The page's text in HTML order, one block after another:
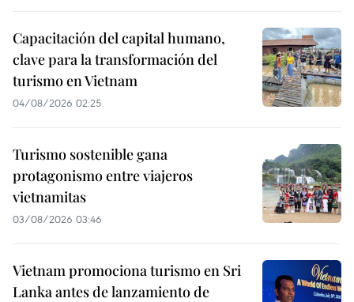
Capacitación del capital humano,
clave para la transformación del
turismo en Vietnam
04/08/2026 02:25
Turismo sostenible gana
protagonismo entre viajeros
vietnamitas
03/08/2026 03:46
Vietnam promociona turismo en Sri
Lanka antes de lanzamiento de